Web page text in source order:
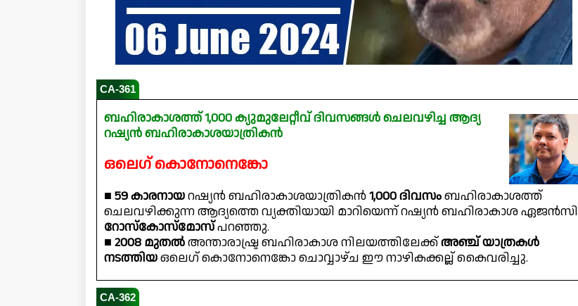
CA-361
ബഹിരാകാശത്ത് 1,000 ക്യുമുലേറ്റീവ് ദിവസങ്ങൾ ചെലവഴിച്ച ആദ്യ
റഷ്യൻ ബഹിരാകാശയാത്രികൻ
ഒലെഗ് കൊനോനെങ്കോ
■ 59 കാരനായറഷ്യൻ ബഹിരാകാശയാത്രികൻ1,000 ദിവസംബഹിരാകാശത്ത്
ചെലവഴിക്കുന്ന ആദ്യത്തെ വ്യക്തിയായി മാറിയെന്ന് റഷ്യൻ ബഹിരാകാശ ഏജൻസി
റോസ്‌കോസ്‌മോസ്പറഞ്ഞു.
■ 2008 മുതൽഅന്താരാഷ്ട്ര ബഹിരാകാശ നിലയത്തിലേക്ക്അഞ്ച് യാത്രകൾ
നടത്തിയഒലെഗ് കൊനോനെങ്കോ ചൊവ്വാഴ്ച ഈ നാഴികക്കല്ല് കൈവരിച്ചു.
CA-362